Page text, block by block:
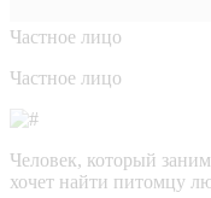
Частное лицо
Частное лицо
Человек, который
хочет найти питомцу